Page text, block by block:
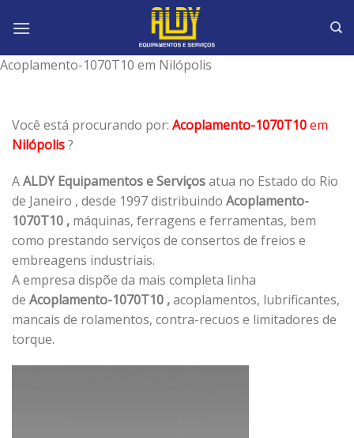
Acoplamento-1070T10 em Nilópolis
Você está procurando por: Acoplamento-1070T10em
Nilópolis?
AALDY Equipamentos e Serviçosatua no Estado do Rio
de Janeiro , desde 1997 distribuindo Acoplamento-
1070T10 , máquinas, ferragens e ferramentas, bem
como prestando serviços de consertos de freios e
embreagens industriais.
A empresa dispõe da mais completa linha
de Acoplamento-1070T10 ,acoplamentos, lubrificantes,
mancais de rolamentos, contra-recuos e limitadores de
torque.